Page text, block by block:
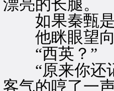
漂亮的长腿。
如果秦甄是
他眯眼望向
“西英？”
“原来你还记
客气的哼了一